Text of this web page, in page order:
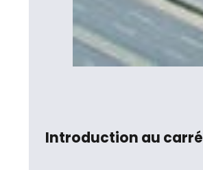
Introduction au carré